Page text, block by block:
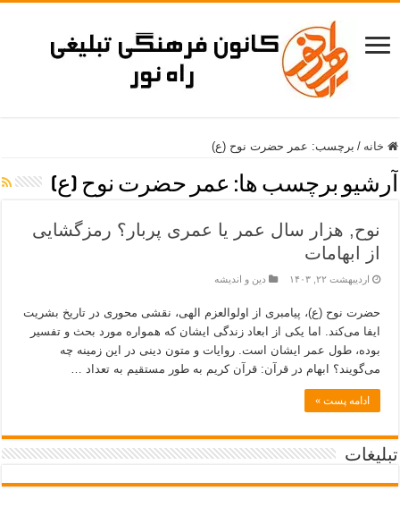
خانه / برچسب: عمر حضرت نوح (ع)
آرشیو برچسب ها: عمر حضرت نوح (ع)
نوح, هزار سال عمر یا عمری پربار؟ رمزگشایی
از ابهامات
اردیبهشت ۲۲, ۱۴۰۳ دین و اندیشه
حضرت نوح (ع)، پیامبری از اولوالعزم الهی، نقشی محوری در تاریخ بشریت
ایفا می‌کند. اما یکی از ابعاد زندگی ایشان که همواره مورد بحث و تفسیر
بوده، طول عمر ایشان است. روایات و متون دینی در این زمینه چه
می‌گویند؟ ابهام در قرآن: قرآن کریم به طور مستقیم به تعداد …
ادامه پست »
تبلیغات